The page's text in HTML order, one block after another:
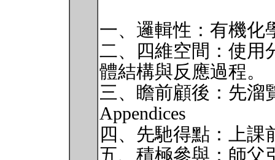
一、邏輯性：有機化
二、四維空間：使用
體結構與反應過程。
三、瞻前顧後：先溜
Appendices
四、先馳得點：上課
五、積極參與：師父